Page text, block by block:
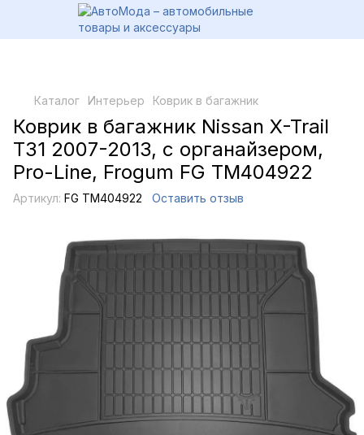
Каталог Интерьер Коврик в багажник
Коврик в багажник Nissan X-Trail
T31 2007-2013, с органайзером,
Pro-Line, Frogum FG TM404922
Артикул: FG TM404922 Оставить отзыв